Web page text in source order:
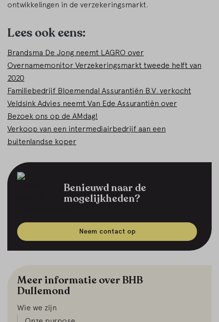
ontwikkelingen in de verzekeringsmarkt.
Lees ook eens:
Brandsma De Jong neemt LAGRO over
Overnamemonitor Verzekeringsmarkt tweede helft van
2020
Familiebedrijf Bloemendal Assurantiën B.V. verkocht
Veldsink Advies neemt Van Ede Assurantiën over
Bezoek ons op de AMdag!
Verkoop van een intermediairbedrijf aan een
buitenlandse koper
Benieuwd naar de
mogelijkheden?
Neem contact op
Meer informatie over BHB
Dullemond
Wie we zijn